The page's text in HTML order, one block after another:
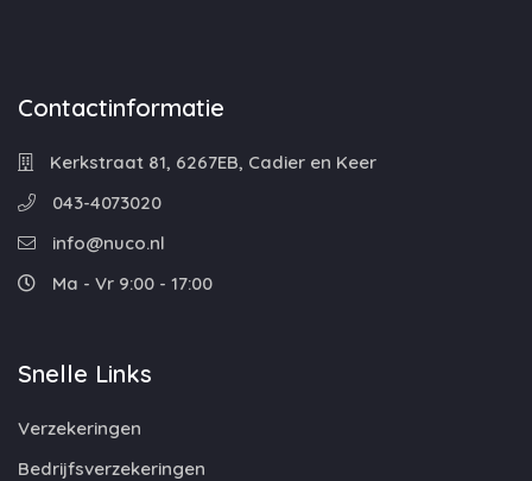
Contactinformatie
Kerkstraat 81, 6267EB, Cadier en Keer
043-4073020
info@nuco.nl
Ma - Vr 9:00 - 17:00
Snelle Links
Verzekeringen
Bedrijfsverzekeringen